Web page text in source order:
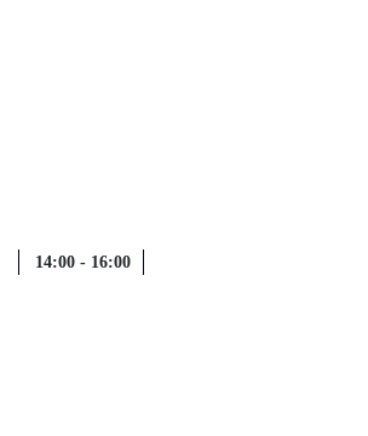
14:00 - 16:00